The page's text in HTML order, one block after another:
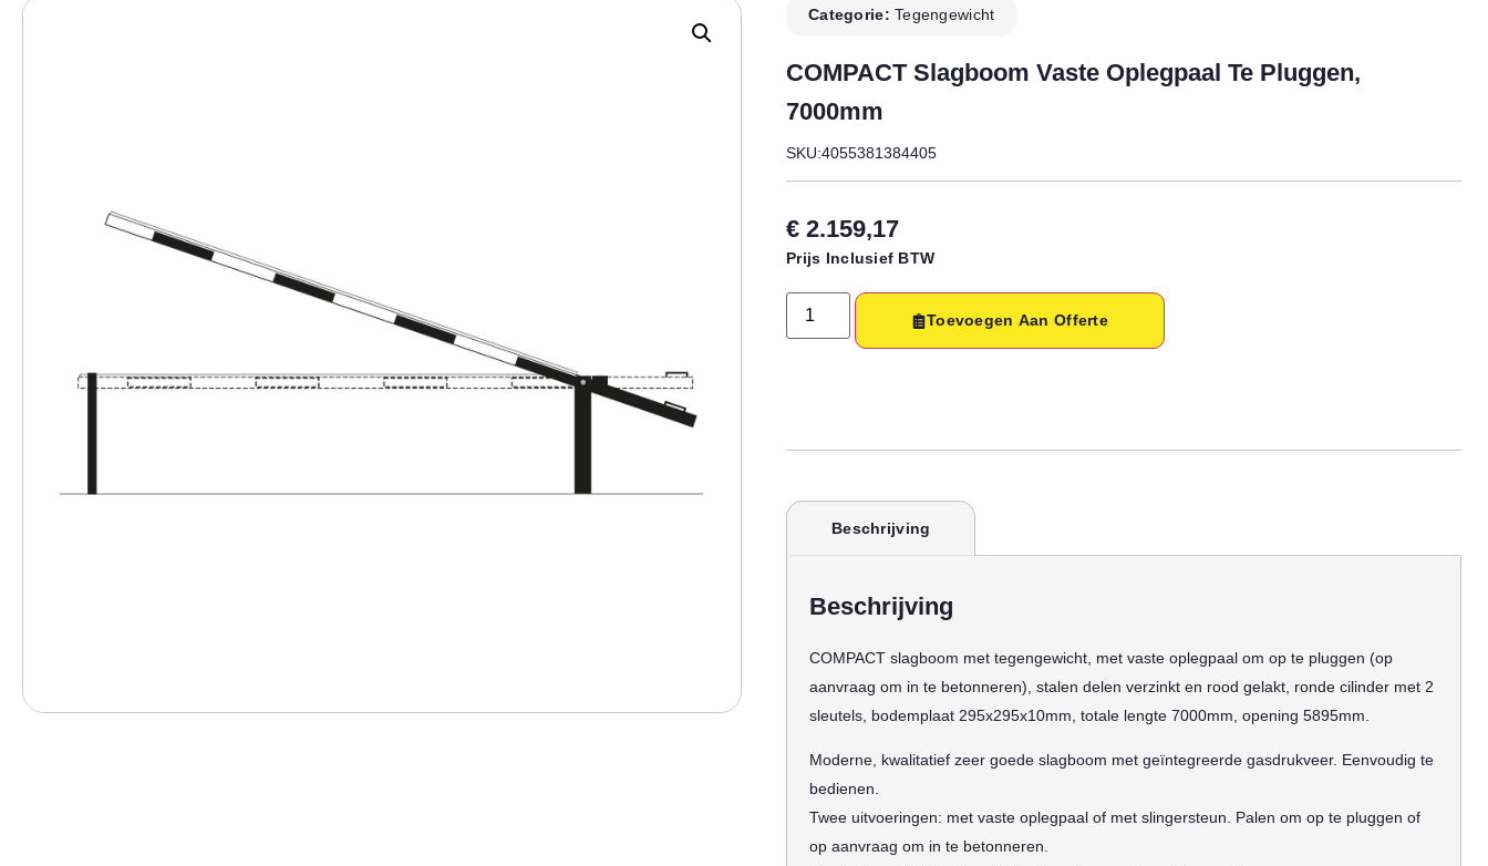
Categorie:Tegengewicht
COMPACT Slagboom Vaste Oplegpaal Te Pluggen,
7000mm
SKU:4055381384405
€ 2.159,17
Prijs Inclusief BTW
Toevoegen Aan Offerte
Beschrijving
Beschrijving
COMPACT slagboom met tegengewicht, met vaste oplegpaal om op te pluggen (op
aanvraag om in te betonneren), stalen delen verzinkt en rood gelakt, ronde cilinder met 2
sleutels, bodemplaat 295x295x10mm, totale lengte 7000mm, opening 5895mm.
Moderne, kwalitatief zeer goede slagboom met geïntegreerde gasdrukveer. Eenvoudig te
bedienen.
Twee uitvoeringen: met vaste oplegpaal of met slingersteun. Palen om op te pluggen of
op aanvraag om in te betonneren.